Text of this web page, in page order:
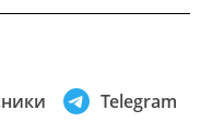
Telegram